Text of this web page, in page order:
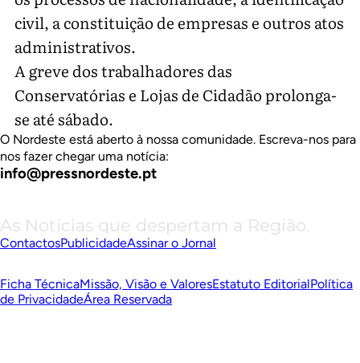
civil, a constituição de empresas e outros atos
administrativos.
A greve dos trabalhadores das
Conservatórias e Lojas de Cidadão prolonga-
se até sábado.
O Nordeste está aberto à nossa comunidade. Escreva-nos para
nos fazer chegar uma notícia:
info@pressnordeste.pt
As Notícias que despertam a Região.
ContactosPublicidadeAssinar o Jornal
Ficha TécnicaMissão, Visão e ValoresEstatuto EditorialPolítica
de PrivacidadeÁrea Reservada